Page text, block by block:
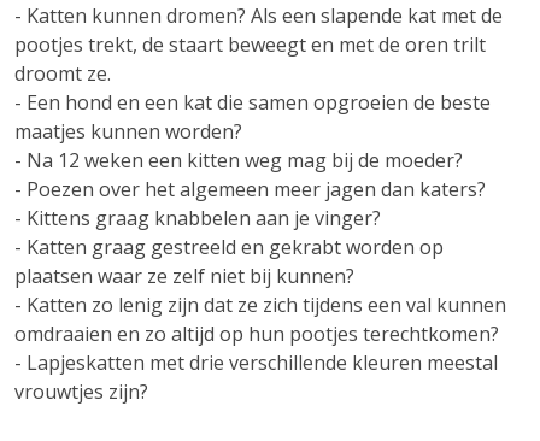
- Katten kunnen dromen? Als een slapende kat met de
pootjes trekt, de staart beweegt en met de oren trilt
droomt ze.
- Een hond en een kat die samen opgroeien de beste
maatjes kunnen worden?
- Na 12 weken een kitten weg mag bij de moeder?
- Poezen over het algemeen meer jagen dan katers?
- Kittens graag knabbelen aan je vinger?
- Katten graag gestreeld en gekrabt worden op
plaatsen waar ze zelf niet bij kunnen?
- Katten zo lenig zijn dat ze zich tijdens een val kunnen
omdraaien en zo altijd op hun pootjes terechtkomen?
- Lapjeskatten met drie verschillende kleuren meestal
vrouwtjes zijn?